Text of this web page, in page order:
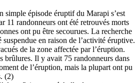
simple épisode éruptif du Marapi s’est
11 randonneurs ont été retrouvés morts
ont pu être secourues. La recherche
suspendue en raison de l’activité éruptive.
de la zone affectée par l’éruption.
brûlures. Il y avait 75 randonneurs dans
de l’éruption, mais la plupart ont pu
(2)